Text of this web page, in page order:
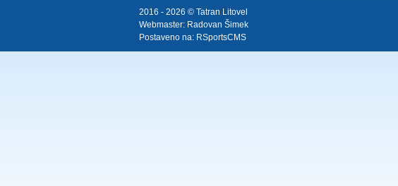
2016 - 2026 © Tatran Litovel
Webmaster: Radovan Šimek
Postaveno na: RSportsCMS